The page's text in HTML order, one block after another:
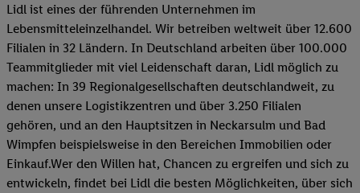
Lidl ist eines der führenden Unternehmen im
Lebensmitteleinzelhandel. Wir betreiben weltweit über 12.600
Filialen in 32 Ländern. In Deutschland arbeiten über 100.000
Teammitglieder mit viel Leidenschaft daran, Lidl möglich zu
machen: In 39 Regionalgesellschaften deutschlandweit, zu
denen unsere Logistikzentren und über 3.250 Filialen
gehören, und an den Hauptsitzen in Neckarsulm und Bad
Wimpfen beispielsweise in den Bereichen Immobilien oder
Einkauf.Wer den Willen hat, Chancen zu ergreifen und sich zu
entwickeln, findet bei Lidl die besten Möglichkeiten, über sich